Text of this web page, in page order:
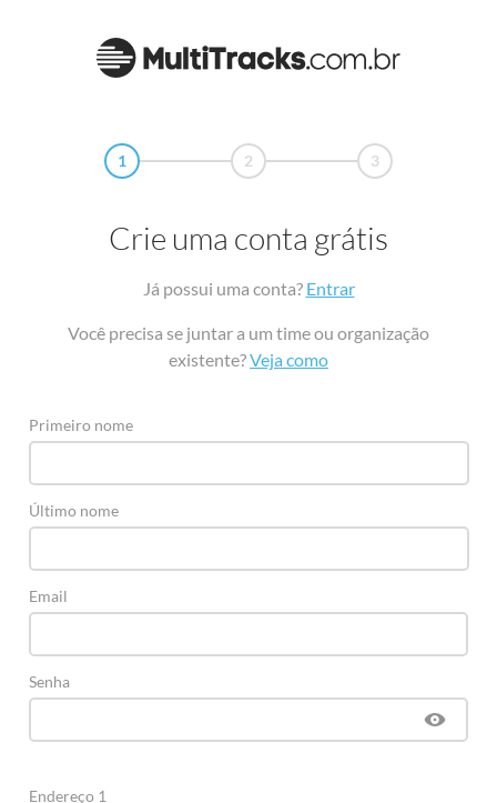
1 2 3
Crie uma conta grátis
Já possui uma conta? Entrar
Você precisa se juntar a um time ou organização
existente?Veja como
Primeiro nome
Último nome
Email
Senha
Endereço 1